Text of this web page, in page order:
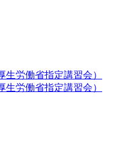
労働省指定講習会）
労働省指定講習会）